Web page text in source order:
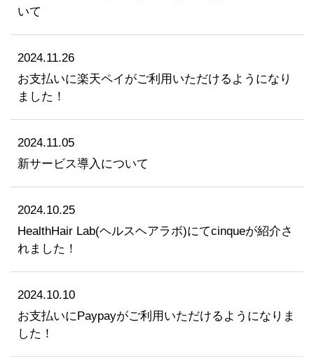
いて
2024.11.26
お支払いに楽天ペイがご利用いただけるようになり
ました！
2024.11.05
新サービス導入について
2024.10.25
HealthHair Lab(ヘルスヘアラボ)にてcinqueが紹介さ
れました！
2024.10.10
お支払いにPaypayがご利用いただけるようになりま
した！